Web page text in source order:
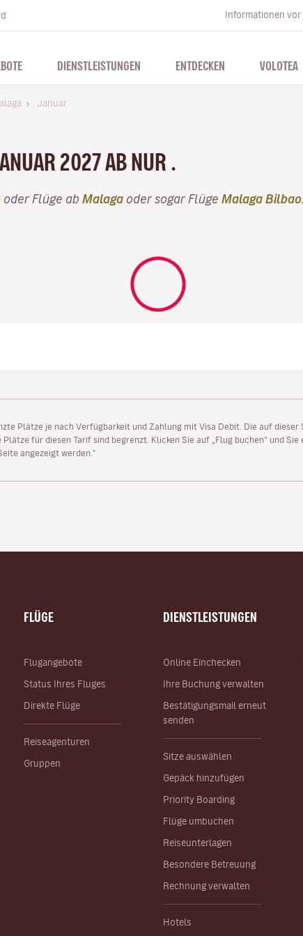
Informationen
DIENSTLEISTUNGEN ENTDECKEN VOLOTEA
Januar
2027 AB NUR .
oder Flüge ab Malaga oder sogar Flüge Malaga Bilbao
Plätze je nach Verfügbarkeit und Zahlung mit Visa Debit. Die auf
für diesen Tarif sind begrenzt. Klicken Sie auf „Flug buchen“ und
angezeigt werden."
FLÜGE
Flugangebote
Status Ihres Fluges
Direkte Flüge
Reiseagenturen
Gruppen
DIENSTLEISTUNGEN
Online Einchecken
Ihre Buchung verwalten
Bestätigungsmail erneut
senden
Sitze auswählen
Gepäck hinzufügen
Priority Boarding
Flüge umbuchen
Reiseunterlagen
Besondere Betreuung
Rechnung verwalten
Hotels